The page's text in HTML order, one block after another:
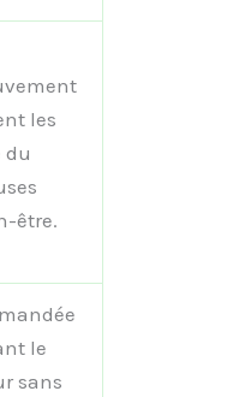
les
du
être.
le
sans